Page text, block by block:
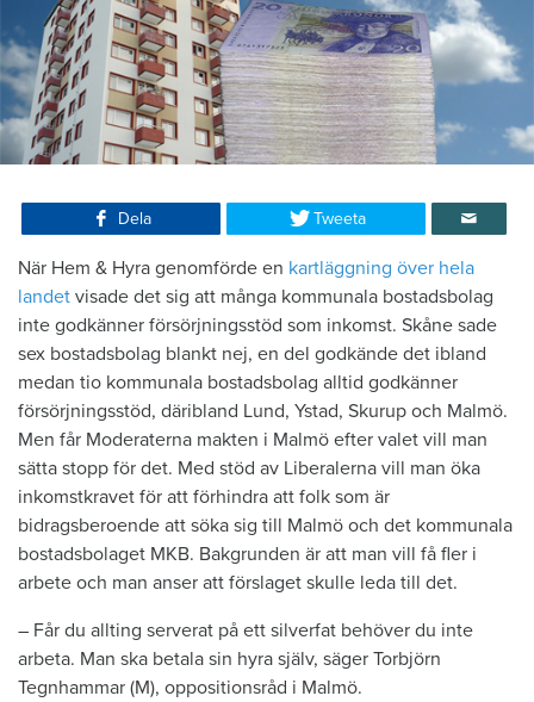
Dela Tweeta
När Hem & Hyra genomförde en kartläggning över hela
landet visade det sig att många kommunala bostadsbolag
inte godkänner försörjningsstöd som inkomst. Skåne sade
sex bostadsbolag blankt nej, en del godkände det ibland
medan tio kommunala bostadsbolag alltid godkänner
försörjningsstöd, däribland Lund, Ystad, Skurup och Malmö.
Men får Moderaterna makten i Malmö efter valet vill man
sätta stopp för det. Med stöd av Liberalerna vill man öka
inkomstkravet för att förhindra att folk som är
bidragsberoende att söka sig till Malmö och det kommunala
bostadsbolaget MKB. Bakgrunden är att man vill få fler i
arbete och man anser att förslaget skulle leda till det.
– Får du allting serverat på ett silverfat behöver du inte
arbeta. Man ska betala sin hyra själv, säger Torbjörn
Tegnhammar (M), oppositionsråd i Malmö.